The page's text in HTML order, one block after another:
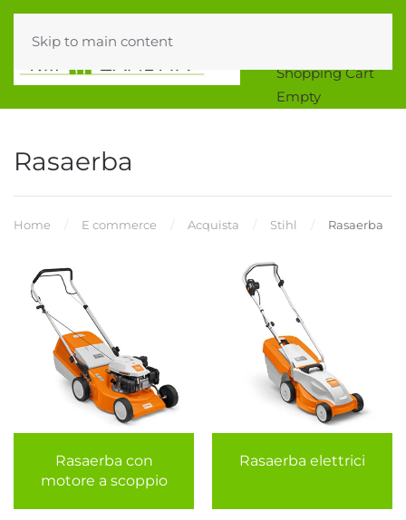
Skip to main content
Shopping Cart
Empty
Rasaerba
Home E commerce Acquista Stihl Rasaerba
Rasaerba con
motore a scoppio
Rasaerba elettrici